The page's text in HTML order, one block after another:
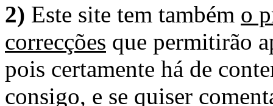
2) Este site tem também o
correcções que permitirão
pois certamente há de
consigo, e se quiser